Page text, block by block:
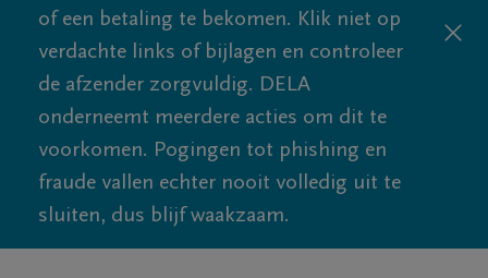
of een betaling te bekomen. Klik niet op
verdachte links of bijlagen en controleer
de afzender zorgvuldig. DELA
onderneemt meerdere acties om dit te
voorkomen. Pogingen tot phishing en
fraude vallen echter nooit volledig uit te
sluiten, dus blijf waakzaam.